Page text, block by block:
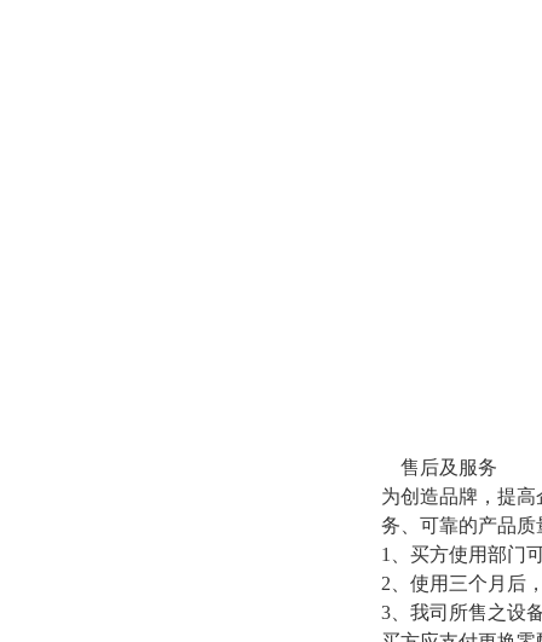
售后及服务
为创造品牌，提
务、可靠的产品质
1、买方使用部门
2、使用三个月后
3、我司所售之设